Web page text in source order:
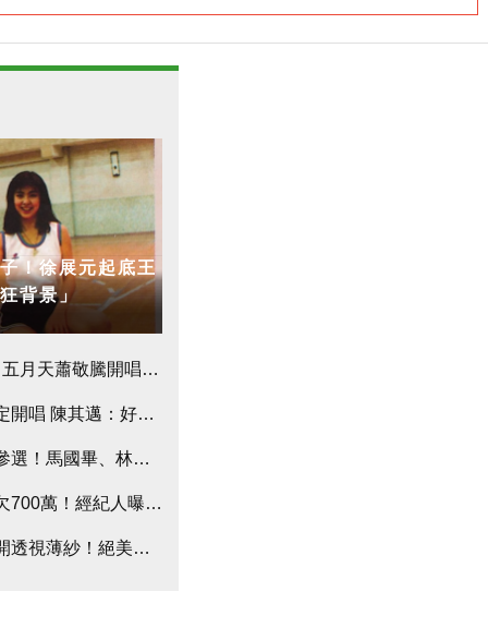
警：不能貼這字
！徐展元起底王
背景」
月天蕭敬騰開唱粉絲嗨翻 吳青峰壓軸演唱
開唱 陳其邁：好久不見！
選！馬國畢、林道遠投入里長選戰
700萬！經紀人曝真相
透視薄紗！絕美胴體被看光